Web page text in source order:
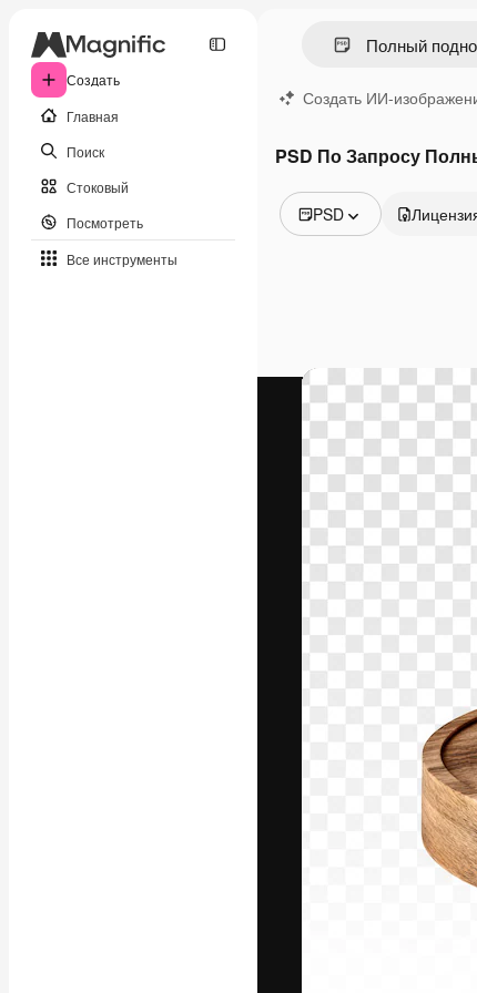
Создать
Главная
Поиск
Стоковый
Посмотреть
Все инструменты
Создать ИИ-
PSD По Запросу
PSD
Видео
Иконки
3D-модели
Шрифты